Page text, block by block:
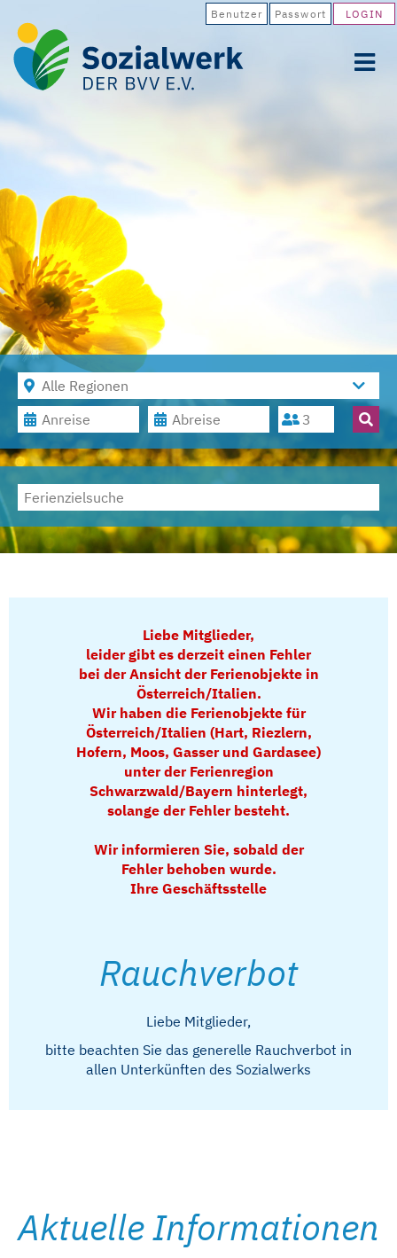
Liebe Mitglieder,
leider gibt es derzeit einen Fehler
bei der Ansicht der Ferienobjekte in
Österreich/Italien.
Wir haben die Ferienobjekte für
Österreich/Italien (Hart, Riezlern,
Hofern, Moos, Gasser und Gardasee)
unter der Ferienregion
Schwarzwald/Bayern hinterlegt,
solange der Fehler besteht.
Wir informieren Sie, sobald der
Fehler behoben wurde.
Ihre Geschäftsstelle
Rauchverbot
Liebe Mitglieder,
bitte beachten Sie das generelle Rauchverbot in
allen Unterkünften des Sozialwerks
Aktuelle Informationen